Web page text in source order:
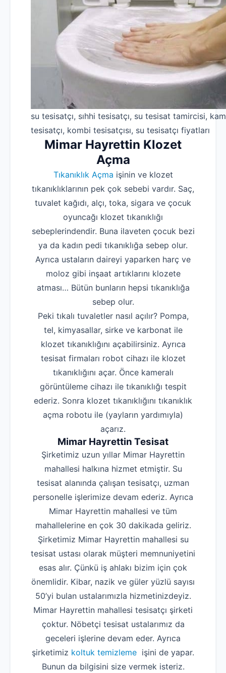
su tesisatçı, sıhhi tesisatçı, su tesisat tamircisi,
tesisatçı, kombi tesisatçısı, su tesisatçı fiyatları
Mimar Hayrettin Klozet
Açma
Tıkanıklık Açma işinin ve klozet
tıkanıklıklarının pek çok sebebi vardır. Saç,
tuvalet kağıdı, alçı, toka, sigara ve çocuk
oyuncağı klozet tıkanıklığı
sebeplerindendir. Buna ilaveten çocuk bezi
ya da kadın pedi tıkanıklığa sebep olur.
Ayrıca ustaların daireyi yaparken harç ve
moloz gibi inşaat artıklarını klozete
atması… Bütün bunların hepsi tıkanıklığa
sebep olur.
Peki tıkalı tuvaletler nasıl açılır? Pompa,
tel, kimyasallar, sirke ve karbonat ile
klozet tıkanıklığını açabilirsiniz. Ayrıca
tesisat firmaları robot cihazı ile klozet
tıkanıklığını açar. Önce kameralı
görüntüleme cihazı ile tıkanıklığı tespit
ederiz. Sonra klozet tıkanıklığını tıkanıklık
açma robotu ile (yayların yardımıyla)
açarız.
Mimar Hayrettin Tesisat
Şirketimiz uzun yıllar Mimar Hayrettin
mahallesi halkına hizmet etmiştir. Su
tesisat alanında çalışan tesisatçı, uzman
personelle işlerimize devam ederiz. Ayrıca
Mimar Hayrettin mahallesi ve tüm
mahallelerine en çok 30 dakikada geliriz.
Şirketimiz Mimar Hayrettin mahallesi su
tesisat ustası olarak müşteri memnuniyetini
esas alır. Çünkü iş ahlakı bizim için çok
önemlidir. Kibar, nazik ve güler yüzlü sayısı
50’yi bulan ustalarımızla hizmetinizdeyiz.
Mimar Hayrettin mahallesi tesisatçı şirketi
çoktur. Nöbetçi tesisat ustalarımız da
geceleri işlerine devam eder. Ayrıca
şirketimiz koltuk temizleme işini de yapar.
Bunun da bilgisini size vermek isteriz.